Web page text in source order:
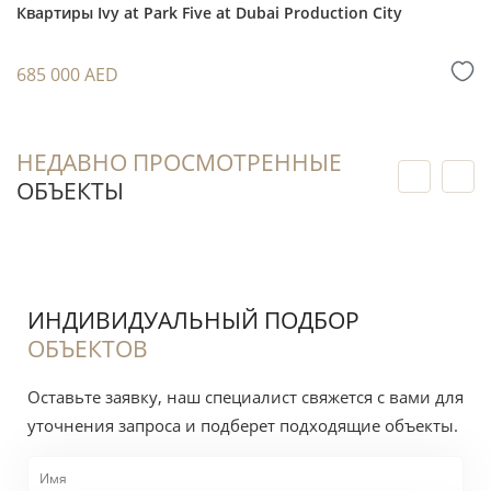
Покупка на этапе строительства позволяет
объекта в IV квартале 2028 года.
будут иметь стадия готовности проекта,
рыночная ситуация, характеристики
Для решения об инвестиции запросите у
специалиста индивидуальный расчёт: он
доходность, сервисный сбор, график
платежей и ожидаемый денежный поток.
Любые цифры являются оценкой рынка, а
Квартиры Ivy at Park Five at Dubai Production City
685 000 AED
НЕДАВНО ПРОСМОТРЕННЫЕ
ОБЪЕКТЫ
ИНДИВИДУАЛЬНЫЙ ПОДБОР
ОБЪЕКТОВ
Оставьте заявку, наш специалист свяжется с вами для
уточнения запроса и подберет подходящие объекты.